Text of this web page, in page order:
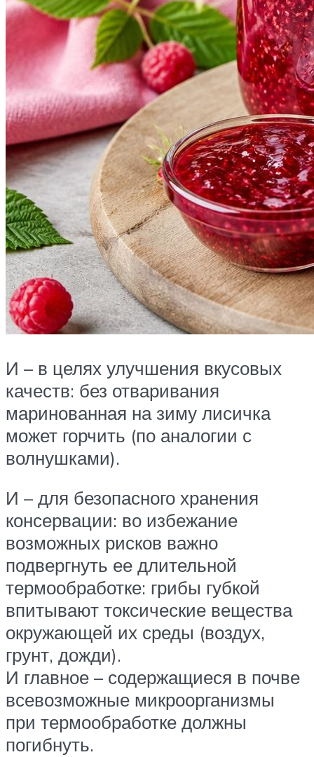
И – в целях улучшения вкусовых
качеств: без отваривания
маринованная на зиму лисичка
может горчить (по аналогии с
волнушками).
И – для безопасного хранения
консервации: во избежание
возможных рисков важно
подвергнуть ее длительной
термообработке: грибы губкой
впитывают токсические вещества
окружающей их среды (воздух,
грунт, дожди).
И главное – содержащиеся в почве
всевозможные микроорганизмы
при термообработке должны
погибнуть.